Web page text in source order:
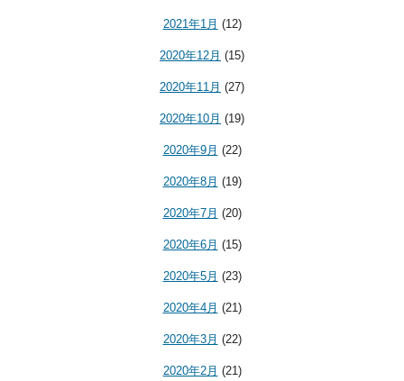
2021年1月 (12)
2020年12月 (15)
2020年11月 (27)
2020年10月 (19)
2020年9月 (22)
2020年8月 (19)
2020年7月 (20)
2020年6月 (15)
2020年5月 (23)
2020年4月 (21)
2020年3月 (22)
2020年2月 (21)